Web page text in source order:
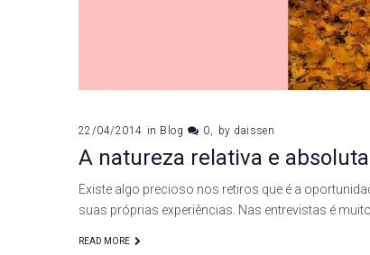
22/04/2014 in Blog 0 by daissen
A natureza relativa e
Existe algo precioso nos retiros que é a
suas próprias experiências. Nas entrevistas é
READ MORE